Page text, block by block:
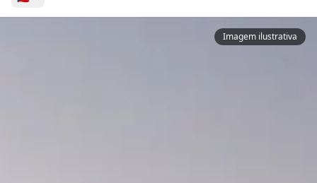
Imagem ilustrativa